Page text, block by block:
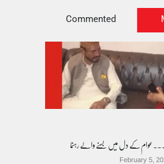
Commented
۔۔۔عوام کے دل میں بسنے والے رہنما
February 5,